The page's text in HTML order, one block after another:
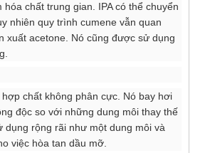
chất trung gian. IPA có thể chuyển
nhiên quy trình cumene vẫn quan
xuất acetone. Nó cũng được sử dụng
chất không phân cực. Nó bay hơi
độc so với những dung môi thay thế
dụng rộng rãi như một dung môi và
việc hòa tan dầu mỡ.